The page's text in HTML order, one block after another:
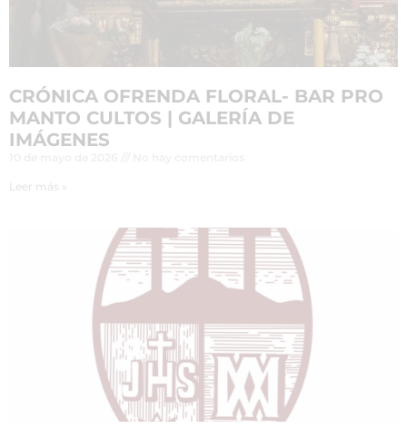
CRÓNICA OFRENDA FLORAL- BAR PRO
MANTO CULTOS | GALERÍA DE
IMÁGENES
Leer más »